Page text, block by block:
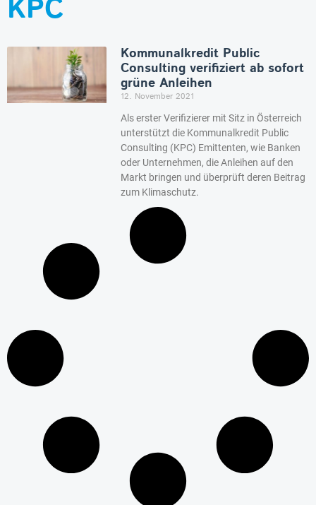
KPC
Kommunalkredit Public
Consulting verifiziert ab sofort
grüne Anleihen
12. November 2021
Als erster Verifizierer mit Sitz in Österreich
unterstützt die Kommunalkredit Public
Consulting (KPC) Emittenten, wie Banken
oder Unternehmen, die Anleihen auf den
Markt bringen und überprüft deren Beitrag
zum Klimaschutz.